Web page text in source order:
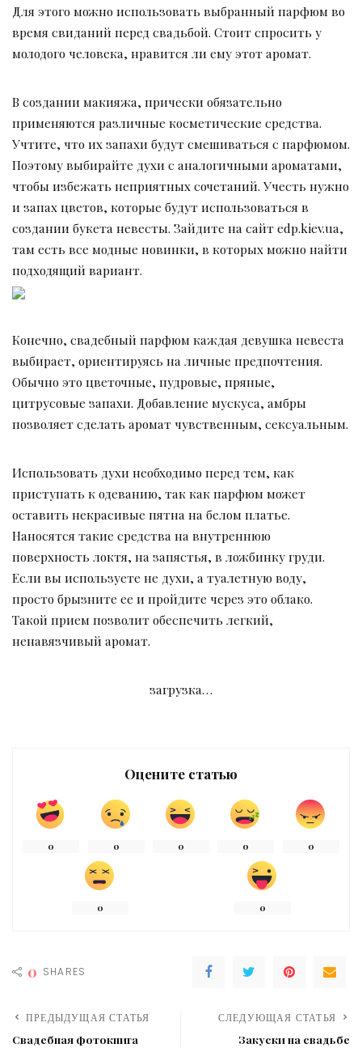
Для этого можно использовать выбранный парфюм во
время свиданий перед свадьбой. Стоит спросить у
молодого человека, нравится ли ему этот аромат.
В создании макияжа, прически обязательно
применяются различные косметические средства.
Учтите, что их запахи будут смешиваться с парфюмом.
Поэтому выбирайте духи с аналогичными ароматами,
чтобы избежать неприятных сочетаний. Учесть нужно
и запах цветов, которые будут использоваться в
создании букета невесты. Зайдите на сайт edp.kiev.ua,
там есть все модные новинки, в которых можно найти
подходящий вариант.
Конечно, свадебный парфюм каждая девушка невеста
выбирает, ориентируясь на личные предпочтения.
Обычно это цветочные, пудровые, пряные,
цитрусовые запахи. Добавление мускуса, амбры
позволяет сделать аромат чувственным, сексуальным.
Использовать духи необходимо перед тем, как
приступать к одеванию, так как парфюм может
оставить некрасивые пятна на белом платье.
Наносятся такие средства на внутреннюю
поверхность локтя, на запястья, в ложбинку груди.
Если вы используете не духи, а туалетную воду,
просто брызните ее и пройдите через это облако.
Такой прием позволит обеспечить легкий,
ненавязчивый аромат.
загрузка…
Оцените статью
0 0 0 0 0
0 0
0 SHARES
ПРЕДЫДУЩАЯ СТАТЬЯ
Свадебная фотокнига
СЛЕДУЮЩАЯ СТАТЬЯ
Закуски на свадьбе